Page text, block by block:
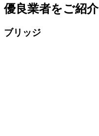
優良業者をご紹介
ブリッジ